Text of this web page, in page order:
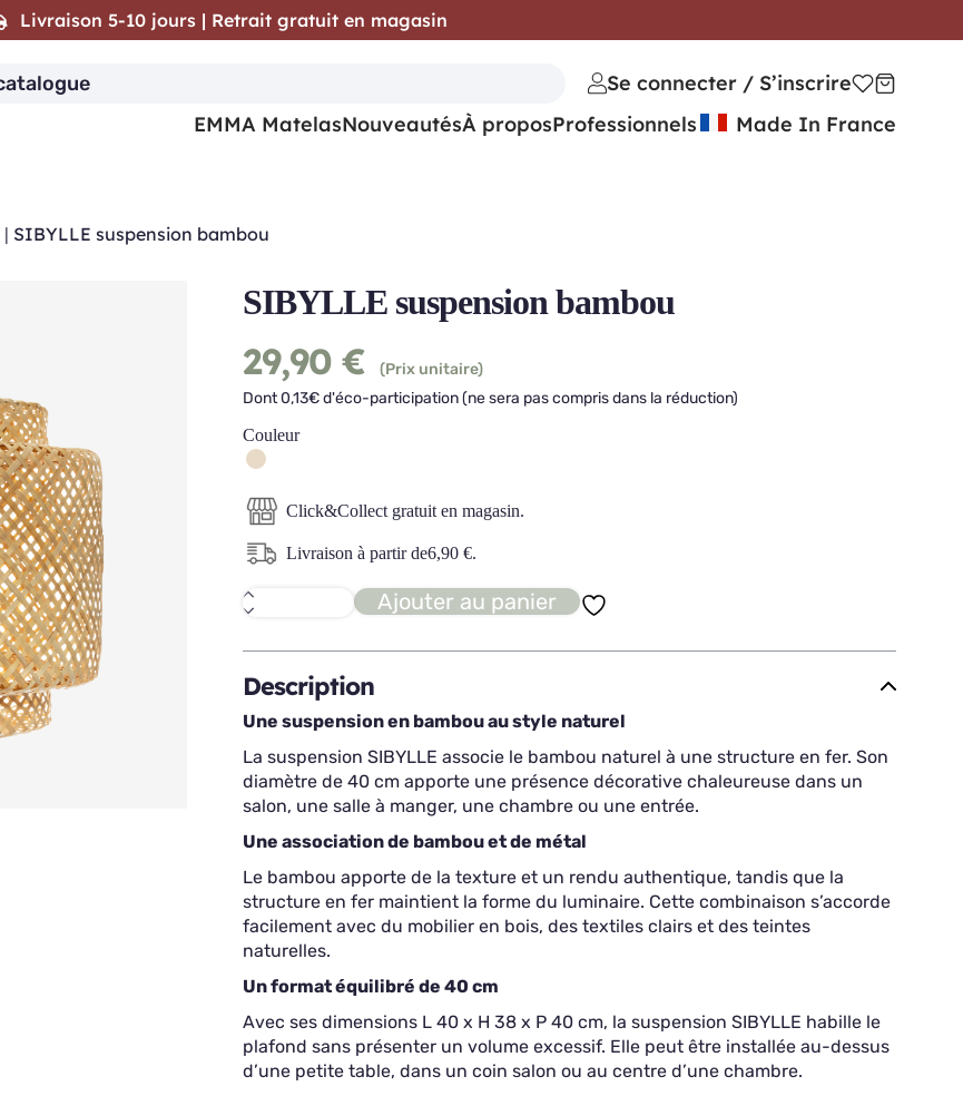
| SIBYLLE suspension bambou
SIBYLLE suspension bambou
29,90 €
(Prix unitaire)
Dont 0,13€ d'éco-participation (ne sera pas compris dans la réduction)
Couleur
Click&Collect gratuit en magasin.
Livraison à partir de6,90 €.
quantité
de
suspension
bambou
Ajouter au panier
Description
Une suspension en bambou au style naturel
La suspension SIBYLLE associe le bambou naturel à une structure en fer. Son
diamètre de 40 cm apporte une présence décorative chaleureuse dans un
salon, une salle à manger, une chambre ou une entrée.
Une association de bambou et de métal
Le bambou apporte de la texture et un rendu authentique, tandis que la
structure en fer maintient la forme du luminaire. Cette combinaison s’accorde
facilement avec du mobilier en bois, des textiles clairs et des teintes
naturelles.
Un format équilibré de 40 cm
Avec ses dimensions L 40 x H 38 x P 40 cm, la suspension SIBYLLE habille le
plafond sans présenter un volume excessif. Elle peut être installée au-dessus
d’une petite table, dans un coin salon ou au centre d’une chambre.
Livraison 5-10 jours | Retrait gratuit en magasin
Se connecter / S’inscrire
EMMA MatelasNouveautésÀ proposProfessionnels Made In France